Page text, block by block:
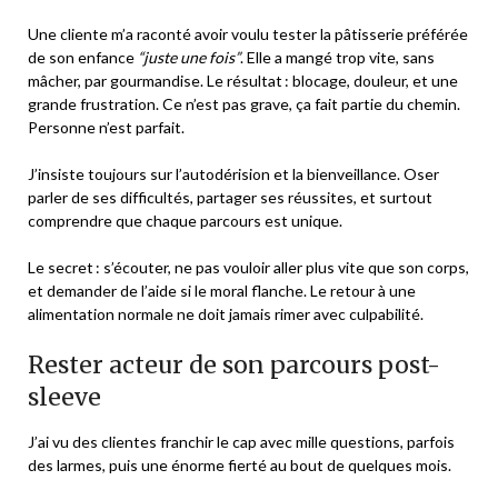
Une cliente m’a raconté avoir voulu tester la pâtisserie préférée
de son enfance “juste une fois”. Elle a mangé trop vite, sans
mâcher, par gourmandise. Le résultat : blocage, douleur, et une
grande frustration. Ce n’est pas grave, ça fait partie du chemin.
Personne n’est parfait.
J’insiste toujours sur l’autodérision et la bienveillance. Oser
parler de ses difficultés, partager ses réussites, et surtout
comprendre que chaque parcours est unique.
Le secret : s’écouter, ne pas vouloir aller plus vite que son corps,
et demander de l’aide si le moral flanche. Le retour à une
alimentation normale ne doit jamais rimer avec culpabilité.
Rester acteur de son parcours post-
sleeve
J’ai vu des clientes franchir le cap avec mille questions, parfois
des larmes, puis une énorme fierté au bout de quelques mois.